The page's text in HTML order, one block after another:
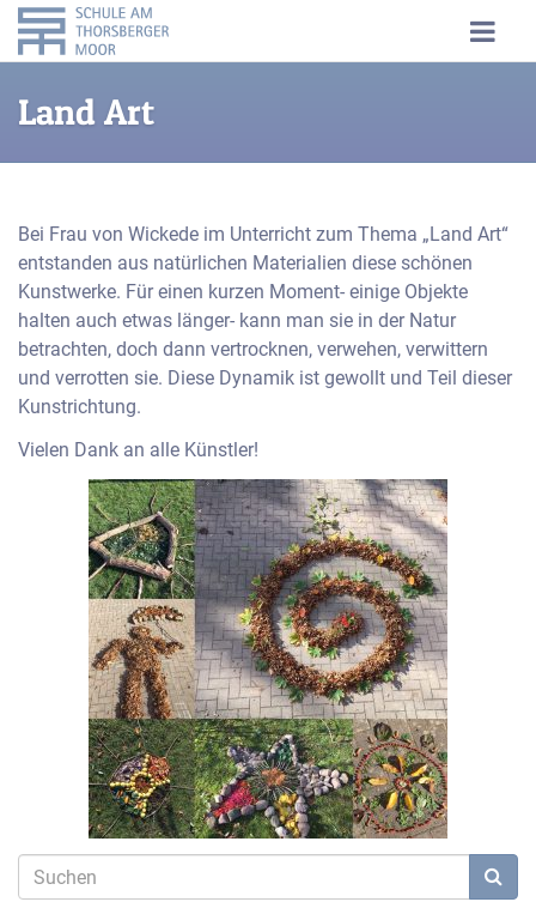
Land Art
Bei Frau von Wickede im Unterricht zum Thema „Land Art“
entstanden aus natürlichen Materialien diese schönen
Kunstwerke. Für einen kurzen Moment- einige Objekte
halten auch etwas länger- kann man sie in der Natur
betrachten, doch dann vertrocknen, verwehen, verwittern
und verrotten sie. Diese Dynamik ist gewollt und Teil dieser
Kunstrichtung.
Vielen Dank an alle Künstler!